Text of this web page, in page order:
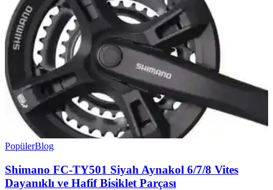
PopülerBlog
Shimano FC-TY501 Siyah Aynakol 6/7/8 Vites
Dayanıklı ve Hafif Bisiklet Parçası